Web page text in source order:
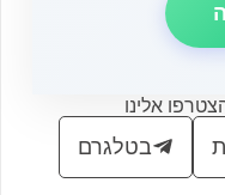
אלינו
בטלגרם